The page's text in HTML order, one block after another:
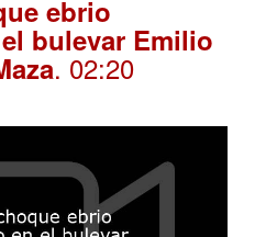
ebrio
bulevar Emilio
. 02:20